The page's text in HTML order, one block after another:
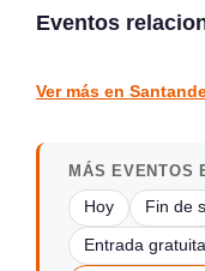
Eventos
Santander
Ver más en
MÁS EVENTOS
Hoy Fin de
Entrada gratuita